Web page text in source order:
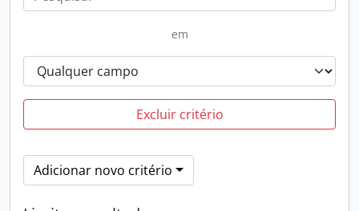
em
Excluir critério
Adicionar novo critério